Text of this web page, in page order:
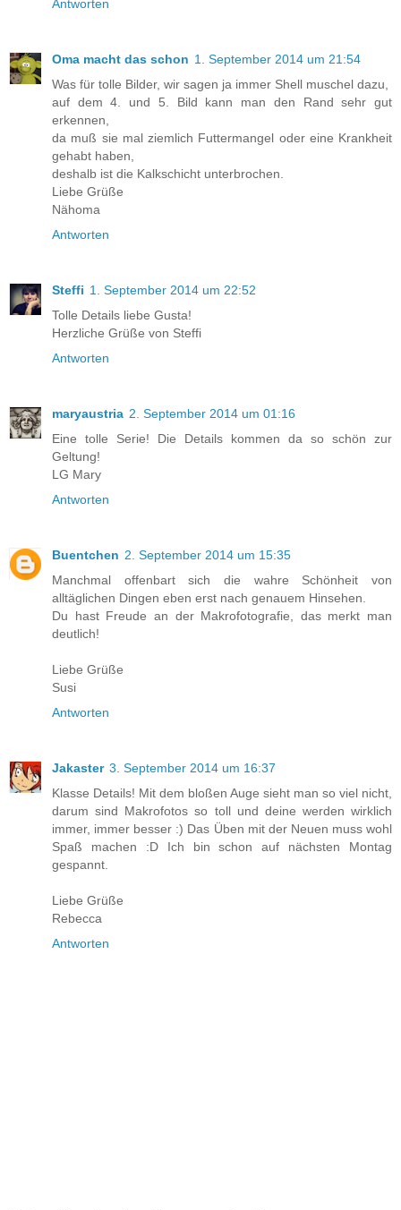
Antworten
Oma macht das schon 1. September 2014 um 21:54
Was für tolle Bilder, wir sagen ja immer Shell muschel dazu,
auf dem 4. und 5. Bild kann man den Rand sehr gut
erkennen,
da muß sie mal ziemlich Futtermangel oder eine Krankheit
gehabt haben,
deshalb ist die Kalkschicht unterbrochen.
Liebe Grüße
Nähoma
Antworten
Steffi 1. September 2014 um 22:52
Tolle Details liebe Gusta!
Herzliche Grüße von Steffi
Antworten
maryaustria 2. September 2014 um 01:16
Eine tolle Serie! Die Details kommen da so schön zur
Geltung!
LG Mary
Antworten
Buentchen 2. September 2014 um 15:35
Manchmal offenbart sich die wahre Schönheit von
alltäglichen Dingen eben erst nach genauem Hinsehen.
Du hast Freude an der Makrofotografie, das merkt man
deutlich!
Liebe Grüße
Susi
Antworten
Jakaster 3. September 2014 um 16:37
Klasse Details! Mit dem bloßen Auge sieht man so viel nicht,
darum sind Makrofotos so toll und deine werden wirklich
immer, immer besser :) Das Üben mit der Neuen muss wohl
Spaß machen :D Ich bin schon auf nächsten Montag
gespannt.
Liebe Grüße
Rebecca
Antworten